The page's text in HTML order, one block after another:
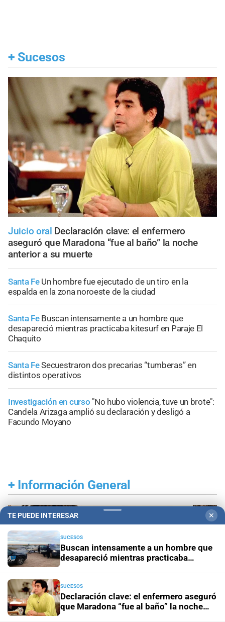
+ Sucesos
Juicio oral Declaración clave: el enfermero
aseguró que Maradona “fue al baño” la noche
anterior a su muerte
Santa Fe Un hombre fue ejecutado de un tiro en la
espalda en la zona noroeste de la ciudad
Santa Fe Buscan intensamente a un hombre que
desapareció mientras practicaba kitesurf en Paraje El
Chaquito
Santa FeSecuestraron dos precarias “tumberas” en
distintos operativos
Investigación en curso "No hubo violencia, tuve un brote":
Candela Arizaga amplió su declaración y desligó a
Facundo Moyano
+ Información General
TE PUEDE INTERESAR ✕
SUCESOS
Buscan intensamente a un hombre que
desapareció mientras practicaba
SUCESOS
Declaración clave: el enfermero aseguró
que Maradona “fue al baño” la noche